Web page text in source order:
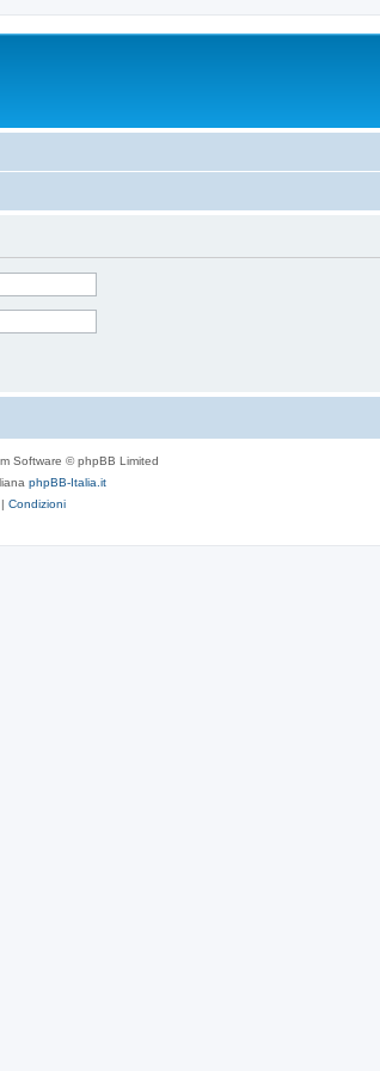
Software © phpBB Limited
phpBB-Italia.it
| Condizioni